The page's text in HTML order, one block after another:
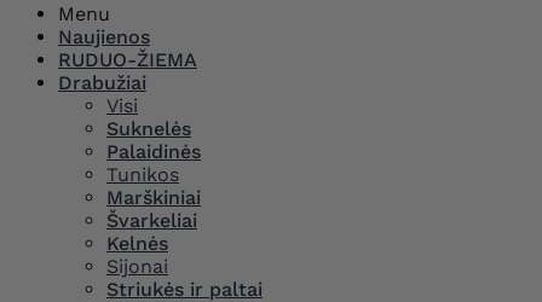
Menu
Naujienos
RUDUO-ŽIEMA
Drabužiai
Visi
Suknelės
Palaidinės
Tunikos
Marškiniai
Švarkeliai
Kelnės
Sijonai
Striukės ir paltai